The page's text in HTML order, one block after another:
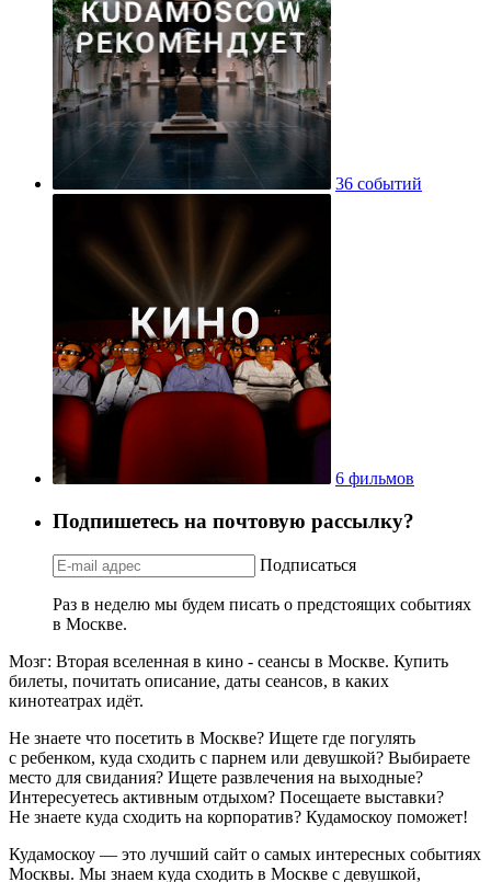
36 событий
6 фильмов
Подпишетесь на почтовую рассылку?
Подписаться
Раз в неделю мы будем писать о предстоящих событиях
в Москве.
Мозг: Вторая вселенная в кино - сеансы в Москве. Купить
билеты, почитать описание, даты сеансов, в каких
кинотеатрах идёт.
Не знаете что посетить в Москве? Ищете где погулять
с ребенком, куда сходить с парнем или девушкой? Выбираете
место для свидания? Ищете развлечения на выходные?
Интересуетесь активным отдыхом? Посещаете выставки?
Не знаете куда сходить на корпоратив? Кудамоскоу поможет!
Кудамоскоу — это лучший сайт о самых интересных событиях
Москвы. Мы знаем куда сходить в Москве с девушкой,